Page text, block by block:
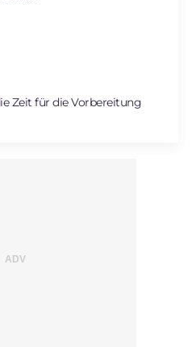
Zeit für die Vorbereitung